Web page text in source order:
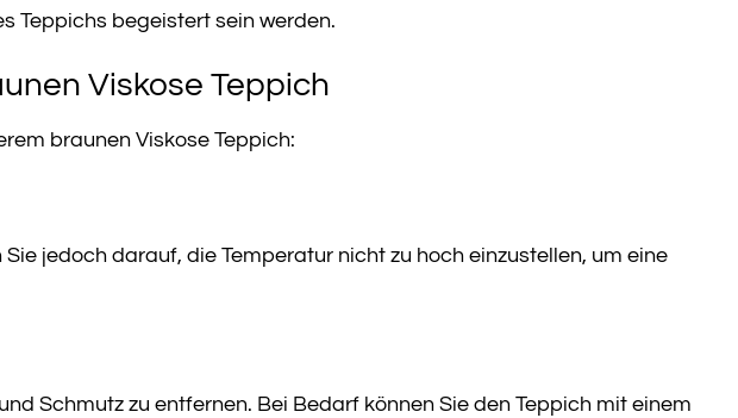
Teppichs begeistert sein werden.
Viskose Teppich
braunen Viskose Teppich:
jedoch darauf, die Temperatur nicht zu hoch einzustellen, um eine
Schmutz zu entfernen. Bei Bedarf können Sie den Teppich mit einem